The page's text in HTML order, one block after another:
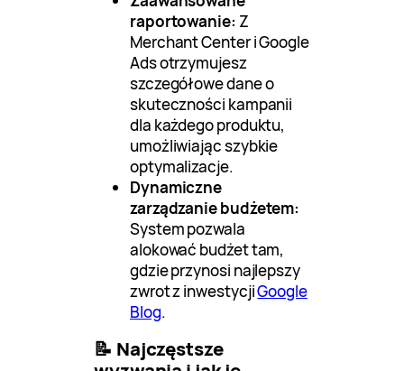
raportowanie: Z
Merchant Center i Google
Ads otrzymujesz
szczegółowe dane o
skuteczności kampanii
dla każdego produktu,
umożliwiając szybkie
optymalizacje.
Dynamiczne
zarządzanie budżetem:
System pozwala
alokować budżet tam,
gdzie przynosi najlepszy
zwrot z inwestycjiGoogle
Blog.
📝 Najczęstsze